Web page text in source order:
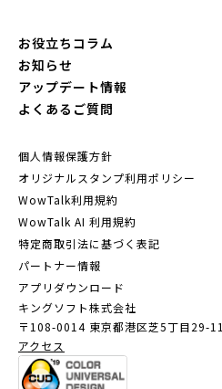
お役立ちコラム
お知らせ
アップデート情報
よくあるご質問
個人情報保護方針
オリジナルスタンプ利用ポリシー
WowTalk利用規約
WowTalk AI 利用規約
特定商取引法に基づく表記
パートナー情報
アプリダウンロード
キングソフト株式会社
〒108-0014 東京都港区芝5丁目29-11
アクセス